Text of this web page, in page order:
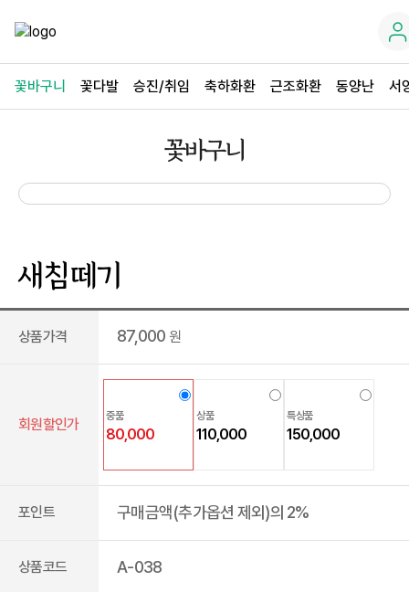
꽃바구니 꽃다발 승진/취임 축하화환 근조화환 동양난 서
꽃바구니
새침떼기
상품가격 87,000 원
회원할인가
중품
80,000
상품
110,000
특상품
150,000
포인트 구매금액(추가옵션 제외)의 2%
상품코드 A-038